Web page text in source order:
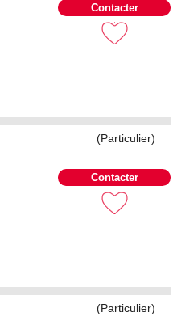
Contacter
(Particulier)
Contacter
(Particulier)